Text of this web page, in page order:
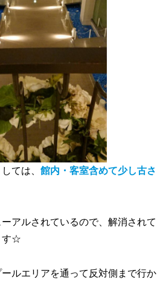
ては、 館内・客室含めて少し古さ
アルされているので、解消されて
す☆
ルエリアを通って反対側まで行か